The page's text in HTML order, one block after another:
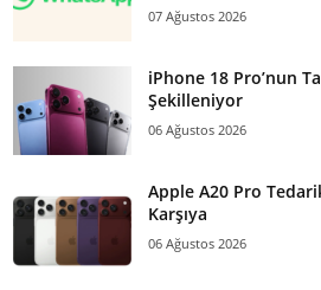
07 Ağustos 2026
iPhone 18 Pro’nun
Şekilleniyor
06 Ağustos 2026
Apple A20 Pro
Karşıya
06 Ağustos 2026